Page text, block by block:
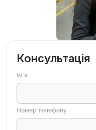
Консультація
Імʼя
Номер телефону